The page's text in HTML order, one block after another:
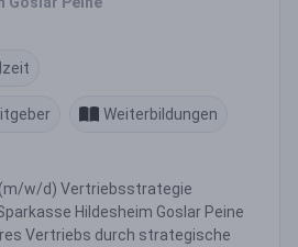
Weiterbildungen
w/d) Vertriebsstrategie
Hildesheim Goslar Peine
Vertriebs durch strategische